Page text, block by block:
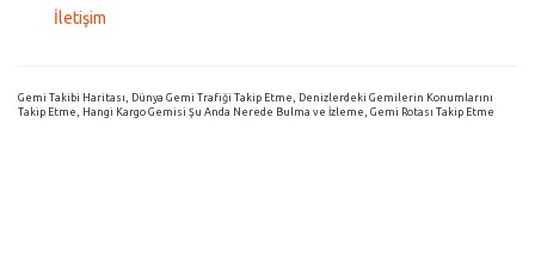
İletişim
Gemi Takibi Haritası, Dünya Gemi Trafiği Takip Etme, Denizlerdeki Gemilerin Konumlarını
Takip Etme, Hangi Kargo Gemisi Şu Anda Nerede Bulma ve İzleme, Gemi Rotası Takip Etme